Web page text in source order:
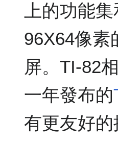
上的功能
96X64像素
屏。TI-82
一年發布的
有更友好